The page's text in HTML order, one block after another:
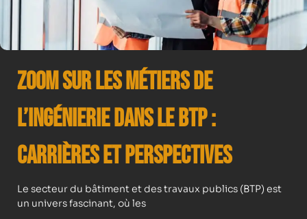
Zoom sur les Métiers de
l’Ingénierie dans le BTP :
Carrières et Perspectives
Le secteur du bâtiment et des travaux publics (BTP) est
un univers fascinant, où les